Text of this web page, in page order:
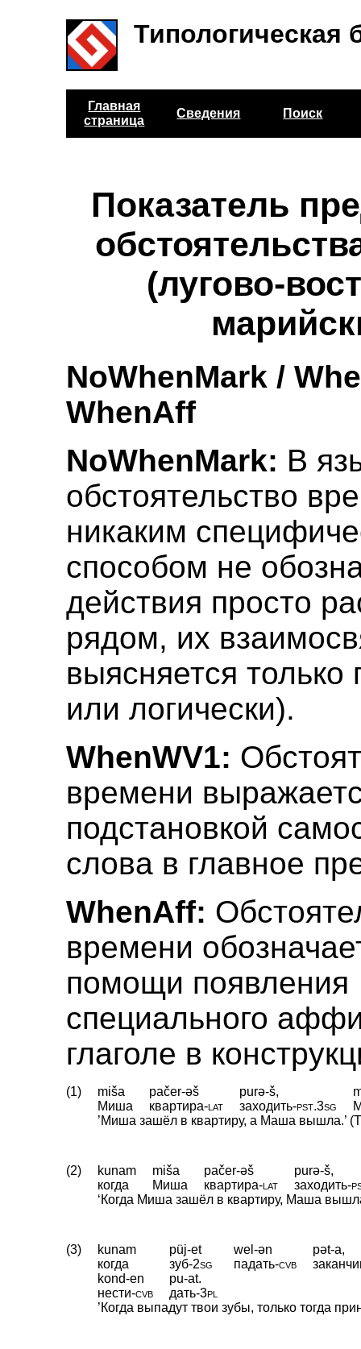
Типологическая
Главная
страница
Сведения Поиск
Показатель
(лугово-
NoWhenMark /
WhenAff
NoWhenMark: В
обстоятельство
никаким
способом не
действия просто
рядом, их
выясняется только
или логически).
WhenWV1:
времени
подстановкой
слова в главное
WhenAff:
времени
помощи появления
специального
глаголе в
(1) miša pačer-əš purə-š,
Миша
квартира‑lat заходить‑pst.3sg
’Миша зашёл в квартиру, а Маша вышла.’
(2) kunam miša pačer-əš
purə-š,
когда
Миша квартира‑lat заходить‑
‘Когда Миша зашёл в квартиру, Маша
(3) kunam püj-et wel-ən
pət-a,
когда
зуб‑2sg падать‑cvb
kond-en
pu-at.
нести‑cvb дать‑3pl
’Когда выпадут твои зубы, только тогда